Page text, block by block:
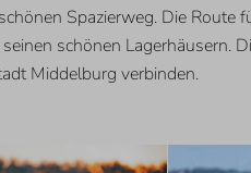
Spazierweg. Die Route
schönen Lagerhäusern.
Middelburg verbinden.